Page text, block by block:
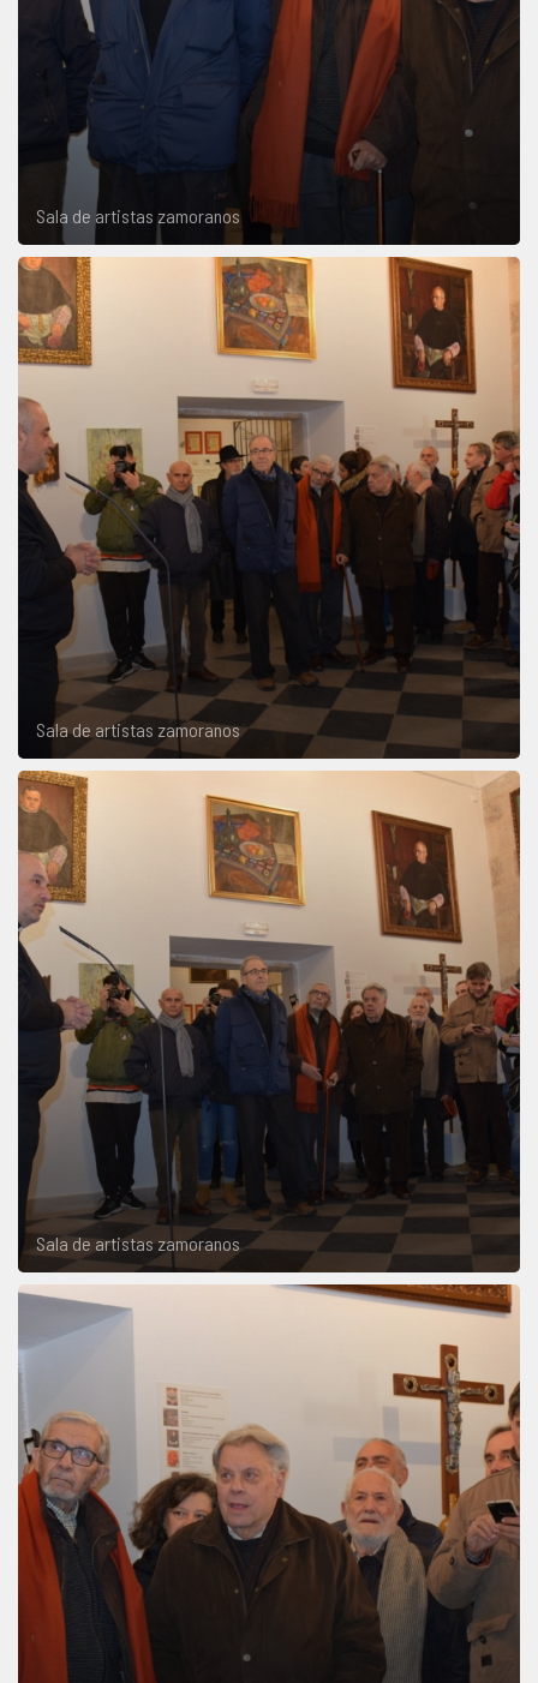
Sala de artistas zamoranos
Sala de artistas zamoranos
Sala de artistas zamoranos